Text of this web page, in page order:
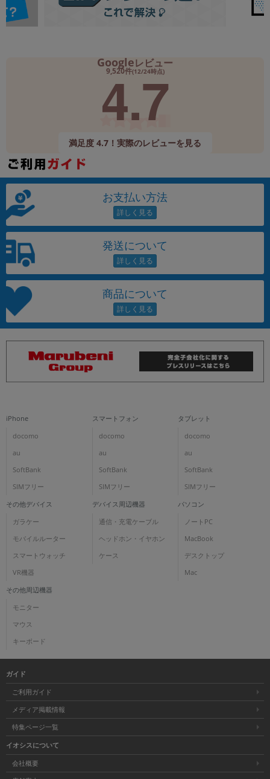
Googleレビュー
9,520件(12/24時点)
4.7
満足度 4.7！実際のレビューを見る
お支払い方法
発送について
商品について
iPhone
docomo
au
SoftBank
SIMフリー
スマートフォン
docomo
au
SoftBank
SIMフリー
タブレット
docomo
au
SoftBank
SIMフリー
その他デバイス
ガラケー
モバイルルーター
スマートウォッチ
VR機器
デバイス周辺機器
通信・充電ケーブル
ヘッドホン・イヤホン
ケース
パソコン
ノートPC
MacBook
デスクトップ
Mac
その他周辺機器
モニター
マウス
キーボード
ガイド
ご利用ガイド
メディア掲載情報
特集ページ一覧
イオシスについて
会社概要